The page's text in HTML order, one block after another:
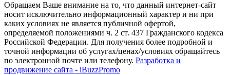
Обращаем Ваше внимание на то, что данный интернет-сайт
носит исключительно информационный характер и ни при
каких условиях не является публичной офертой,
определяемой положениями ч. 2 ст. 437 Гражданского кодекса
Российской Федерации. Для получения более подробной и
точной информации об услугах/ценах/условиях обращайтесь
по электронной почте или телефону. Разработка и
продвижение сайта - iBuzzPromo